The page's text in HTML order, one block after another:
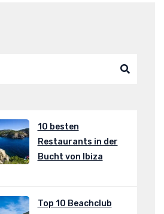
10 besten
Restaurants in der
Bucht von Ibiza
Top 10 Beachclub